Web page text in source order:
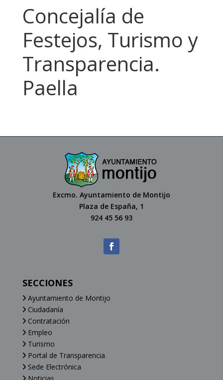
Concejalía de
Festejos, Turismo y
Transparencia.
Paella
Excmo. Ayuntamiento de Montijo
Plaza de España, 1
924 45 56 93
SECCIONES
Ayuntamiento de Montijo
Ciudadanía
Contratación
Empleo
Turismo
Portal de Transparencia
Sede Electrónica